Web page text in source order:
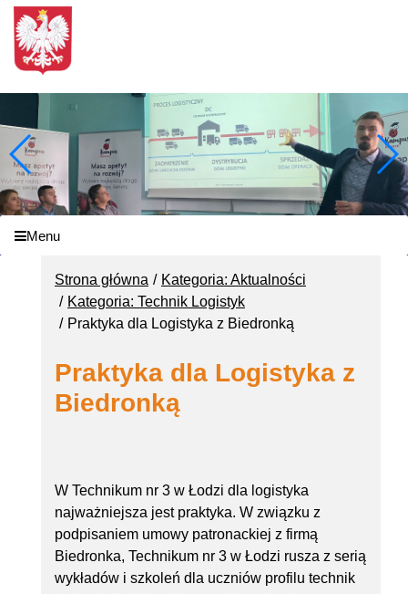
Menu
Strona główna
Kategoria: Aktualności
Kategoria: Technik Logistyk
Praktyka dla Logistyka z Biedronką
Praktyka dla Logistyka z
Biedronką
W Technikum nr 3 w Łodzi dla logistyka
najważniejsza jest praktyka. W związku z
podpisaniem umowy patronackiej z firmą
Biedronka, Technikum nr 3 w Łodzi rusza z serią
wykładów i szkoleń dla uczniów profilu technik